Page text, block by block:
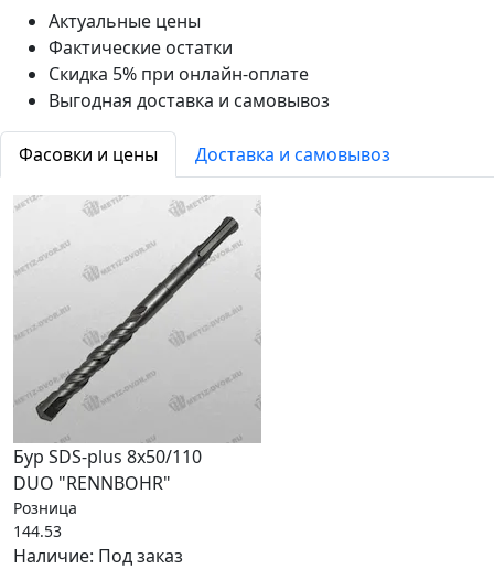
Актуальные цены
Фактические остатки
Скидка 5% при онлайн-оплате
Выгодная доставка и самовывоз
Фасовки и цены Доставка и самовывоз
Бур SDS-plus 8х50/110
DUO "RENNBOHR"
Розница
144.53
Наличие: Под заказ